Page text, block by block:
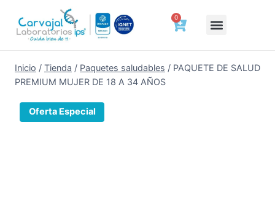
0
Inicio / Tienda / Paquetes saludables / PAQUETE DE SALUD
PREMIUM MUJER DE 18 A 34 AÑOS
Oferta Especial